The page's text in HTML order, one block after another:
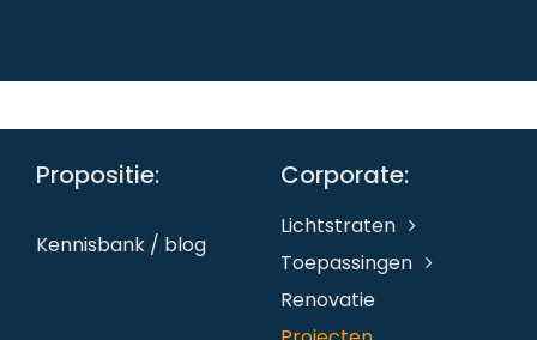
Propositie:
Kennisbank / blog
Corporate:
Lichtstraten
Toepassingen
Renovatie